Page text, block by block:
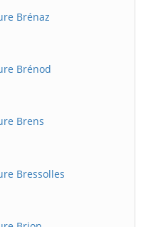
Brénaz
Brénod
Brens
Bressolles